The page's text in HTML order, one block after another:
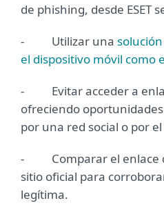
de phishing, desde ESET
- Utilizar una
el dispositivo móvil como
- Evitar acceder a
ofreciendo
por una red social o por
- Comparar el enlace
sitio oficial para
legítima.